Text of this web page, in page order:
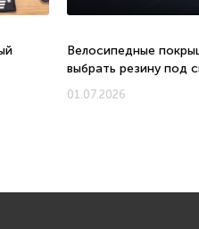
Велосипедные
выбрать резину под
01.07.2026